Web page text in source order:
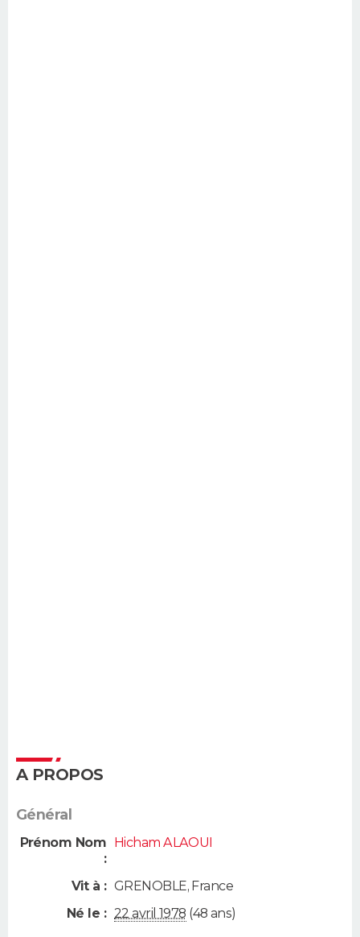
A PROPOS
Général
Prénom Nom
:
Hicham ALAOUI
Vit à : GRENOBLE, France
Né le : 22 avril 1978 (48 ans)